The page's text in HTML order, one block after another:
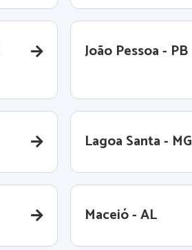
João Pessoa - PB
Lagoa Santa - MG
Maceió - AL